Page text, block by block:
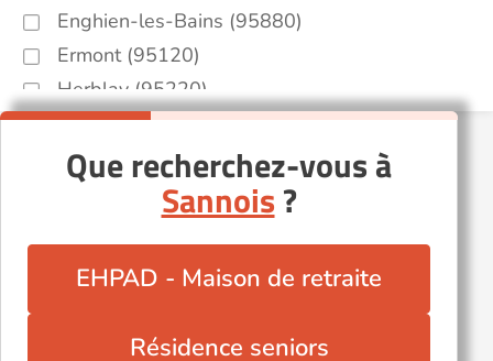
Enghien-les-Bains (95880)
Ermont (95120)
Herblay (95220)
L'Isle-Adam (95290)
Méry-sur-Oise (95540)
Pierrelaye (95220)
Pontoise (95000)
Soisy-sous-Montmorency (95230)
Que recherchez-vous à
Sannois?
EHPAD - Maison de retraite
Résidence seniors